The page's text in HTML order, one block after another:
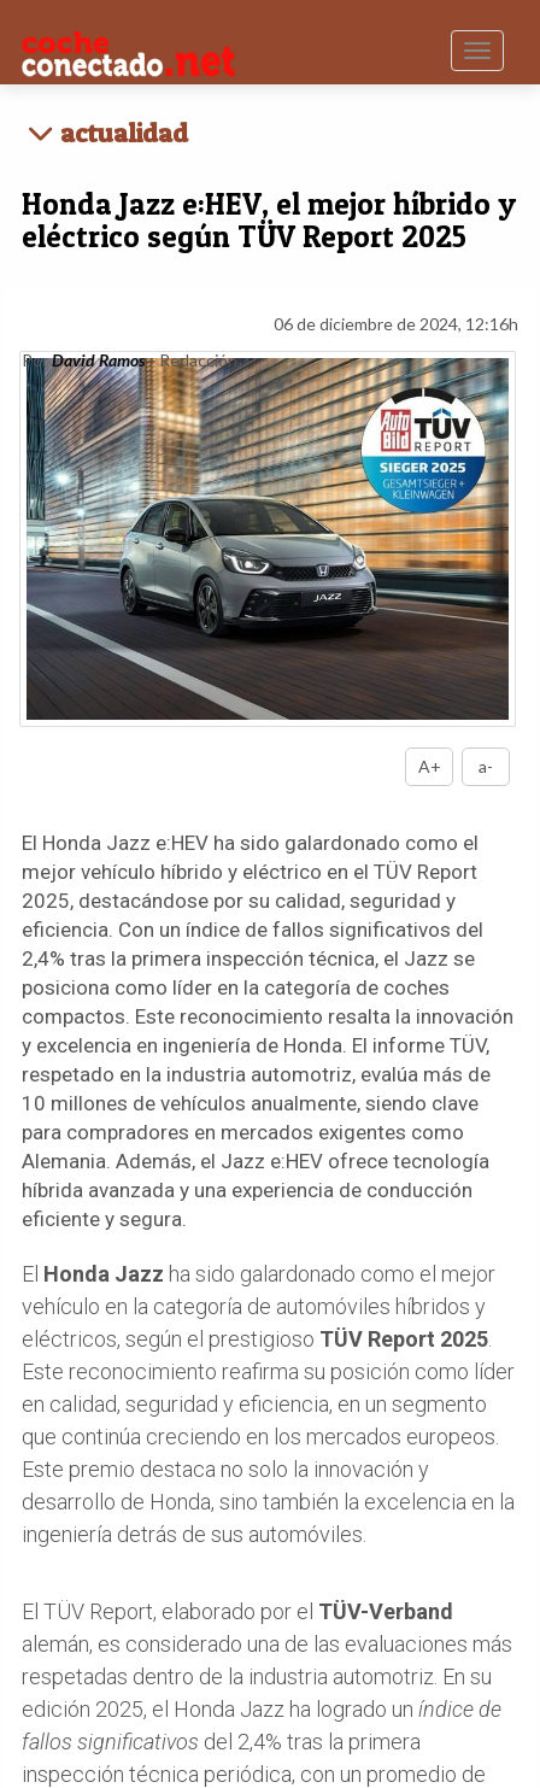
Toggle
actualidad
Honda Jazz e:HEV, el mejor híbrido y
eléctrico según TÜV Report 2025
06 de diciembre de 2024, 12:16h
PorDavid Ramos- Redacción
A+ a-
El Honda Jazz e:HEV ha sido galardonado como el
mejor vehículo híbrido y eléctrico en el TÜV Report
2025, destacándose por su calidad, seguridad y
eficiencia. Con un índice de fallos significativos del
2,4% tras la primera inspección técnica, el Jazz se
posiciona como líder en la categoría de coches
compactos. Este reconocimiento resalta la innovación
y excelencia en ingeniería de Honda. El informe TÜV,
respetado en la industria automotriz, evalúa más de
10 millones de vehículos anualmente, siendo clave
para compradores en mercados exigentes como
Alemania. Además, el Jazz e:HEV ofrece tecnología
híbrida avanzada y una experiencia de conducción
eficiente y segura.
El Honda Jazz ha sido galardonado como el mejor
vehículo en la categoría de automóviles híbridos y
eléctricos, según el prestigioso TÜV Report 2025
Este reconocimiento reafirma su posición como líder
en calidad, seguridad y eficiencia, en un segmento
que continúa creciendo en los mercados europeos.
Este premio destaca no solo la innovación y
desarrollo de Honda, sino también la excelencia en la
ingeniería detrás de sus automóviles.
El TÜV Report, elaborado por el TÜV-Verband
alemán, es considerado una de las evaluaciones más
respetadas dentro de la industria automotriz. En su
edición 2025, el Honda Jazz ha logrado un índice de
fallos significativos del 2,4% tras la primera
inspección técnica periódica, con un promedio de